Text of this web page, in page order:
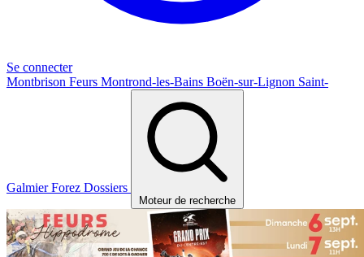
Se connecter
Montbrison Feurs Montrond-les-Bains Boën-sur-Lignon Saint-
GalmierForez Dossiers
Moteur de recherche